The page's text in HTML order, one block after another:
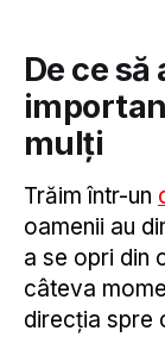
De ce să
mulți
Trăim într-un
oamenii au
a se opri din
câteva
direcția spre